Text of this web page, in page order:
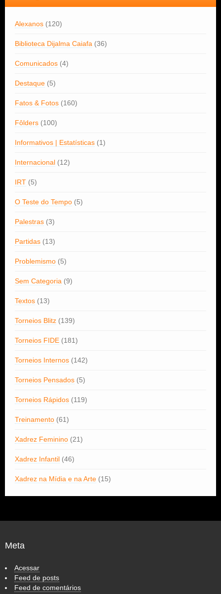
Alexanos (120)
Biblioteca Dijalma Caiafa (36)
Comunicados (4)
Destaque (5)
Fatos & Fotos (160)
Fôlders (100)
Informativos | Estatísticas (1)
Internacional (12)
IRT (5)
O Teste do Tempo (5)
Palestras (3)
Partidas (13)
Problemismo (5)
Sem Categoria (9)
Textos (13)
Torneios Blitz (139)
Torneios FIDE (181)
Torneios Internos (142)
Torneios Pensados (5)
Torneios Rápidos (119)
Treinamento (61)
Xadrez Feminino (21)
Xadrez Infantil (46)
Xadrez na Mídia e na Arte (15)
Meta
Acessar
Feed de posts
Feed de comentários